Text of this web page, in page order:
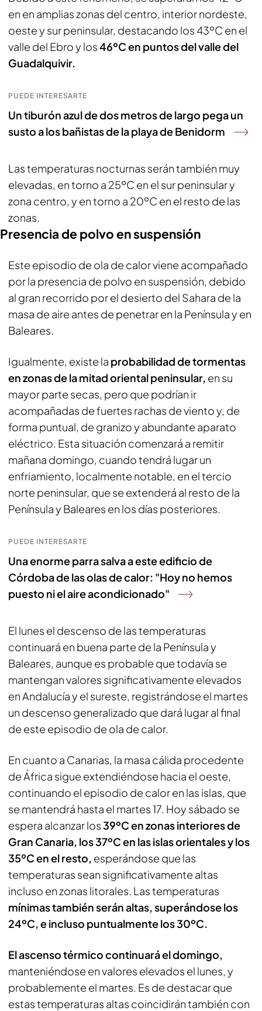
en en amplias zonas del centro, interior nordeste,
oeste y sur peninsular, destacando los 43ºC en el
valle del Ebro y los46ºC en puntos del valle del
Guadalquivir.
PUEDE INTERESARTE
Un tiburón azul de dos metros de largo pega un
susto a los bañistas de la playa de Benidorm
Las temperaturas nocturnas serán también muy
elevadas, en torno a 25ºC en el sur peninsular y
zona centro, y en torno a 20ºC en el resto de las
zonas.
Presencia de polvo en suspensión
Este episodio de ola de calor viene acompañado
por la presencia de polvo en suspensión, debido
al gran recorrido por el desierto del Sahara de la
masa de aire antes de penetrar en la Península y en
Baleares.
Igualmente, existe la probabilidad de tormentas
en zonas de la mitad oriental peninsular, en su
mayor parte secas, pero que podrían ir
acompañadas de fuertes rachas de viento y, de
forma puntual, de granizo y abundante aparato
eléctrico. Esta situación comenzará a remitir
mañana domingo, cuando tendrá lugar un
enfriamiento, localmente notable, en el tercio
norte peninsular, que se extenderá al resto de la
Península y Baleares en los días posteriores.
PUEDE INTERESARTE
Una enorme parra salva a este edificio de
Córdoba de las olas de calor: "Hoy no hemos
puesto ni el aire acondicionado"
El lunes el descenso de las temperaturas
continuará en buena parte de la Península y
Baleares, aunque es probable que todavía se
mantengan valores significativamente elevados
en Andalucía y el sureste, registrándose el martes
un descenso generalizado que dará lugar al final
de este episodio de ola de calor.
En cuanto a Canarias, la masa cálida procedente
de África sigue extendiéndose hacia el oeste,
continuando el episodio de calor en las islas, que
se mantendrá hasta el martes 17. Hoy sábado se
espera alcanzar los39ºC en zonas interiores de
Gran Canaria, los 37ºC en las islas orientales y los
35ºC en el resto, esperándose que las
temperaturas sean significativamente altas
incluso en zonas litorales. Las temperaturas
mínimas también serán altas, superándose los
24ºC, e incluso puntualmente los 30ºC.
El ascenso térmico continuará el domingo,
manteniéndose en valores elevados el lunes, y
probablemente el martes. Es de destacar que
estas temperaturas altas coincidirán también con